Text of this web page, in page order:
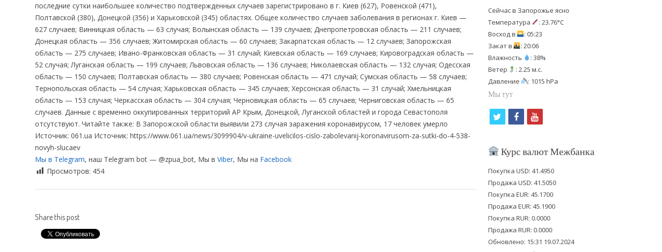
последние сутки наибольшее количество подтвержденных случаев зарегистрировано в г. Киев (627), Ровенской (471),
Полтавской (380), Донецкой (356) и Харьковской (345) областях. Общее количество случаев заболевания в регионах г. Киев —
627 случаев; Винницкая область — 63 случая; Волынская область — 139 случаев; Днепропетровская область — 211 случаев;
Донецкая область — 356 случаев; Житомирская область — 60 случаев; Закарпатская область — 12 случаев; Запорожская
область — 275 случаев; Ивано-Франковская область — 31 случай; Киевская область — 169 случаев; Кировоградская область —
52 случая; Луганская область — 199 случаев; Львовская область — 136 случаев; Николаевская область — 132 случая; Одесская
область — 150 случаев; Полтавская область — 380 случаев; Ровенская область — 471 случай; Сумская область — 58 случаев;
Тернопольская область — 54 случая; Харьковская область — 345 случаев; Херсонская область — 31 случай; Хмельницкая
область — 153 случая; Черкасская область — 304 случая; Черновицкая область — 65 случаев; Черниговская область — 65
случаев. Данные с временно оккупированных территорий АР Крым, Донецкой, Луганской областей и города Севастополя
отсутствуют. Читайте также: В Запорожской области выявили 273 случая заражения коронавирусом, 17 человек умерло
Источник: 061.ua Источник: https://www.061.ua/news/3099904/v-ukraine-uvelicilos-cislo-zabolevanij-koronavirusom-za-sutki-do-4-538-
novyh-slucaev
Мы в Telegram, наш Telegram bot — @zpua_bot, Мы в Viber, Мы на Facebook
Просмотров: 454
Share this post
Сейчас в Запорожье ясно
Температура
: 23.76°C
Восход в
: 05:23
Закат в
: 20:06
Влажность
: 38%
Ветер
: 2.25 м.с.
Давление
: 1015 hPa
Мы тут
i
t
e
r
f
c
b
o
o
k
y
u
u
b
e
Курс валют Межбанка
Покупка USD: 41.4950
Продажа USD: 41.5050
Покупка EUR: 45.1700
Продажа EUR: 45.1900
Покупка RUR: 0.0000
Продажа RUR: 0.0000
Обновлено: 15:31 19.07.2024